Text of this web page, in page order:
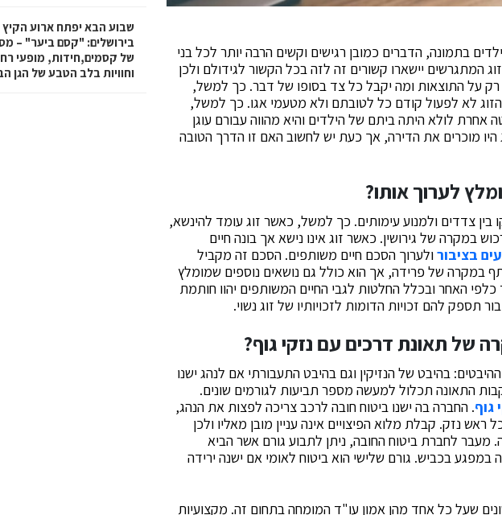
בתמונה, הדברים כמובן רגישים וקשים הרבה יותר לכל בני
המתגרשים יישארו קשורים זה לזה בכל הקשור לגידולם ולכן
רק על התוצאות ומה יקבל כל צד בסופו של דבר. כך למשל,
לא לפעול קודם כל לטובתם ולא מטעמי אגו. כך למשל,
לולא היתה ביתם של הילדים והיא מהווה עבורם עוגן
היו מוכרים את הדירה, אך כעת יש לחשוב האם זו הדרך הטובה
לערוך אותו?
צדדים ולמנוע עימותים. כך למשל, כאשר זוג עומד להינשא,
במקרה של גירושין. כאשר זוג אינו נישא אך בונה חיים
בציבורולערוך הסכם חיים משותפים. הסכם זה מקביל
במקרה של פרידה, אך הוא כולל גם נושאים נוספים שמומלץ
כלפי האחר ובכלל החלטות לגבי החיים המשותפים יהוו חותמת
תספק להם זכויות הדומות לזכויותיו של זוג נשוי.
של תאונת דרכים עם נזקי גוף?
בהיבט של הנזיקין וגם בהיבט התעבורתי אם לנהג ישנו
התאונה תכלול למעשה מספר תביעות לגורמים שונים.
גוף. החברה בה ישנו ביטוח חובה לרכב צריכה לפצות את הנהג,
נזק. קבלת מלוא הפיצויים אינה עניין מובן מאליו ולכן
מעבר לחברת ביטוח החובה, ניתן לתבוע גורם אשר הביא
בכביש. גורם שלישי הוא ביטוח לאומי אם ישנה ירידה
שעל כל אחד מהן אמון עו"ד המומחה בתחום זה. מקצועיות
שבוע הבא יפתח ארוע הקיץ
בירושלים: "קסם ביער" –
של קסמים,חידות, מופעי
וחוויות בלב הטבע של הגן